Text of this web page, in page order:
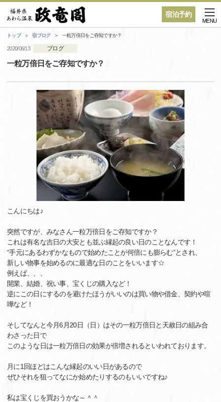
宿泊予約
MENU
トップ 宿ブログ 一粒万倍日をご存知ですか？
2020/06/13 ブログ
一粒万倍日をご存知ですか？
こんにちは♪
突然ですが、みなさん一粒万倍日をご存知ですか？
これは有名な吉日の大安とも並ぶ縁起の良い日のことなんです！
“手元にあるわずかなもので始めたことが何倍にも膨らむ”とされ、
新しい物事を始めるのに最適な日のことをいいます☆
例えば、、、
開業、結婚、祝い事、宝くじの購入など！
逆にこの日にするのを避けたほうがいいのは買い物や借金、契約や喧
嘩など！
そしてなんと今月6月20日（日）はその一粒万倍日と天赦日の組み合
わさった日で
このような日は一粒万倍日の効果が倍増されるといわれております。
月に1回ほどはこんな縁起のいい日があるので
ぜひそれを狙ってなにか始めたりするのもいいですね♪
私は宝くじを買おうかな～＾＾